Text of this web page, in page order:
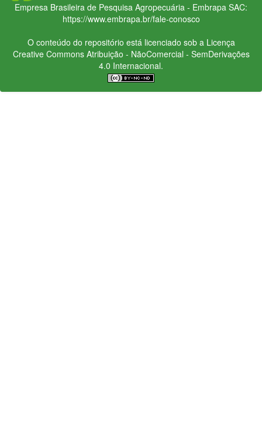
Empresa Brasileira de Pesquisa Agropecuária - Embrapa SAC:
https://www.embrapa.br/fale-conosco
O conteúdo do repositório está licenciado sob a Licença
Creative CommonsAtribuição - NãoComercial - SemDerivações
4.0 Internacional.